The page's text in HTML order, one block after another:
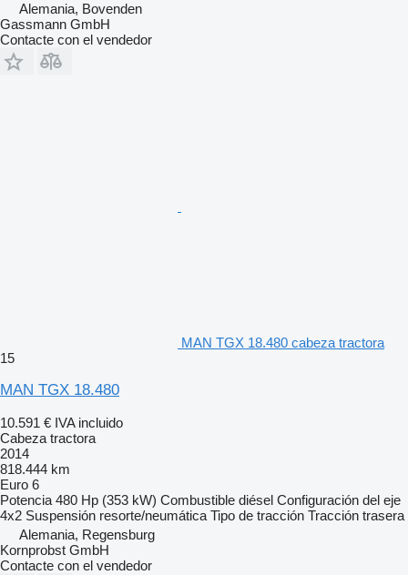
Alemania, Bovenden
Gassmann GmbH
Contacte con el vendedor
MAN TGX 18.480 cabeza tractora
15
MAN TGX 18.480
10.591 € IVA incluido
Cabeza tractora
2014
818.444 km
Euro 6
Potencia 480 Hp (353 kW) Combustible diésel Configuración del eje
4x2 Suspensión resorte/neumática Tipo de tracción Tracción trasera
Alemania, Regensburg
Kornprobst GmbH
Contacte con el vendedor